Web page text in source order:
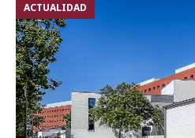
ACTUALIDAD